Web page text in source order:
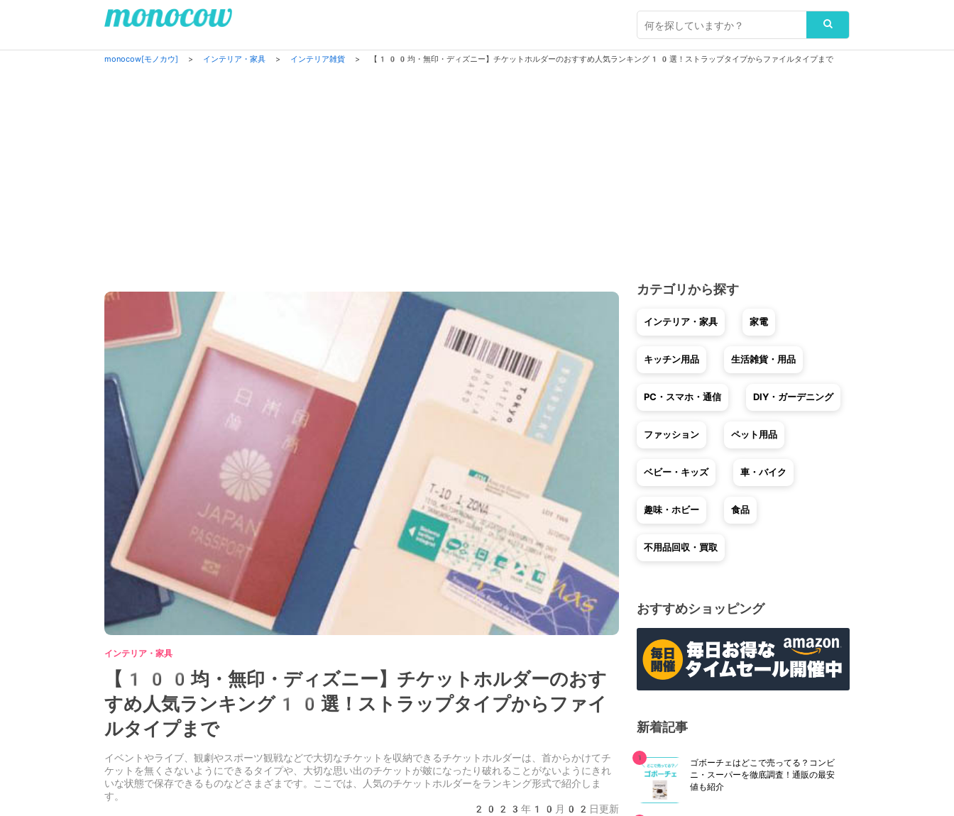
monocow[モノカウ] > インテリア・家具 > インテリア雑貨 > 【100均・無印・ディズニー】チケットホルダーのおすすめ人気ランキング10選！ストラップタイプからファイルタイプまで
インテリア・家具
【100均・無印・ディズニー】チケットホルダーのおす
すめ人気ランキング10選！ストラップタイプからファイ
ルタイプまで
イベントやライブ、観劇やスポーツ観戦などで大切なチケットを収納できるチケットホルダーは、首からかけてチ
ケットを無くさないようにできるタイプや、大切な思い出のチケットが皴になったり破れることがないようにきれ
いな状態で保存できるものなどさまざまです。ここでは、人気のチケットホルダーをランキング形式で紹介しま
す。
2023年10月02日更新
カテゴリから探す
インテリア・家具 家電
キッチン用品 生活雑貨・用品
PC・スマホ・通信 DIY・ガーデニング
ファッション ペット用品
ベビー・キッズ 車・バイク
趣味・ホビー 食品
不用品回収・買取
おすすめショッピング
新着記事
ゴボーチェはどこで売ってる？コンビ
ニ・スーパーを徹底調査！通販の最安
値も紹介